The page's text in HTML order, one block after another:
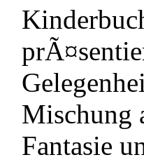
Mischung
Fantasie